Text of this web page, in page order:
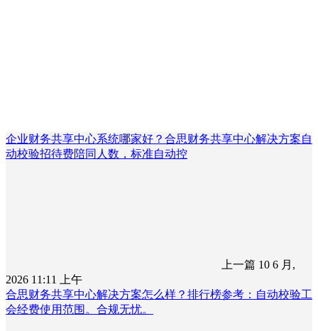
企业财务共享中心系统哪家好？合思财务共享中心解决方案自
动校验招待费陪同人数，标准自动控
上一篇 10 6 月,
2026 11:11 上午
合思财务共享中心解决方案怎么样？排行榜参考：自动校验工
会经费使用范围。合规无忧。